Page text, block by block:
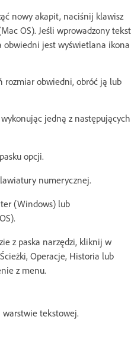
nowy akapit, naciśnij klawisz
OS). Jeśli wprowadzony tekst
obwiedni jest wyświetlana ikona
rozmiar obwiedni, obróć ją lub
jedną z następujących
opcji.
numerycznej.
(Windows) lub
z paska narzędzi, kliknij w
Operacje, Historia lub
z menu.
tekstowej.